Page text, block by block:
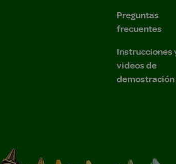
Preguntas
frecuentes
Instrucciones
videos de
demostración